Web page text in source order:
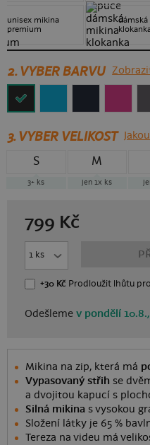
unisex mikina
premium
2. VYBER BARVU
3.VYBER VELIKOST
S
3+ ks
M
jen 1x ks
799 Kč
+30 Kč Prodloužit lhůtu
Odešlemev pondělí 10.8.,
Mikina na zip, která má
Vypasovaný střih se
a dvojitou kapucí s
Silná mikina s vysokou
Složení látky je 65 %
Tereza na videu má